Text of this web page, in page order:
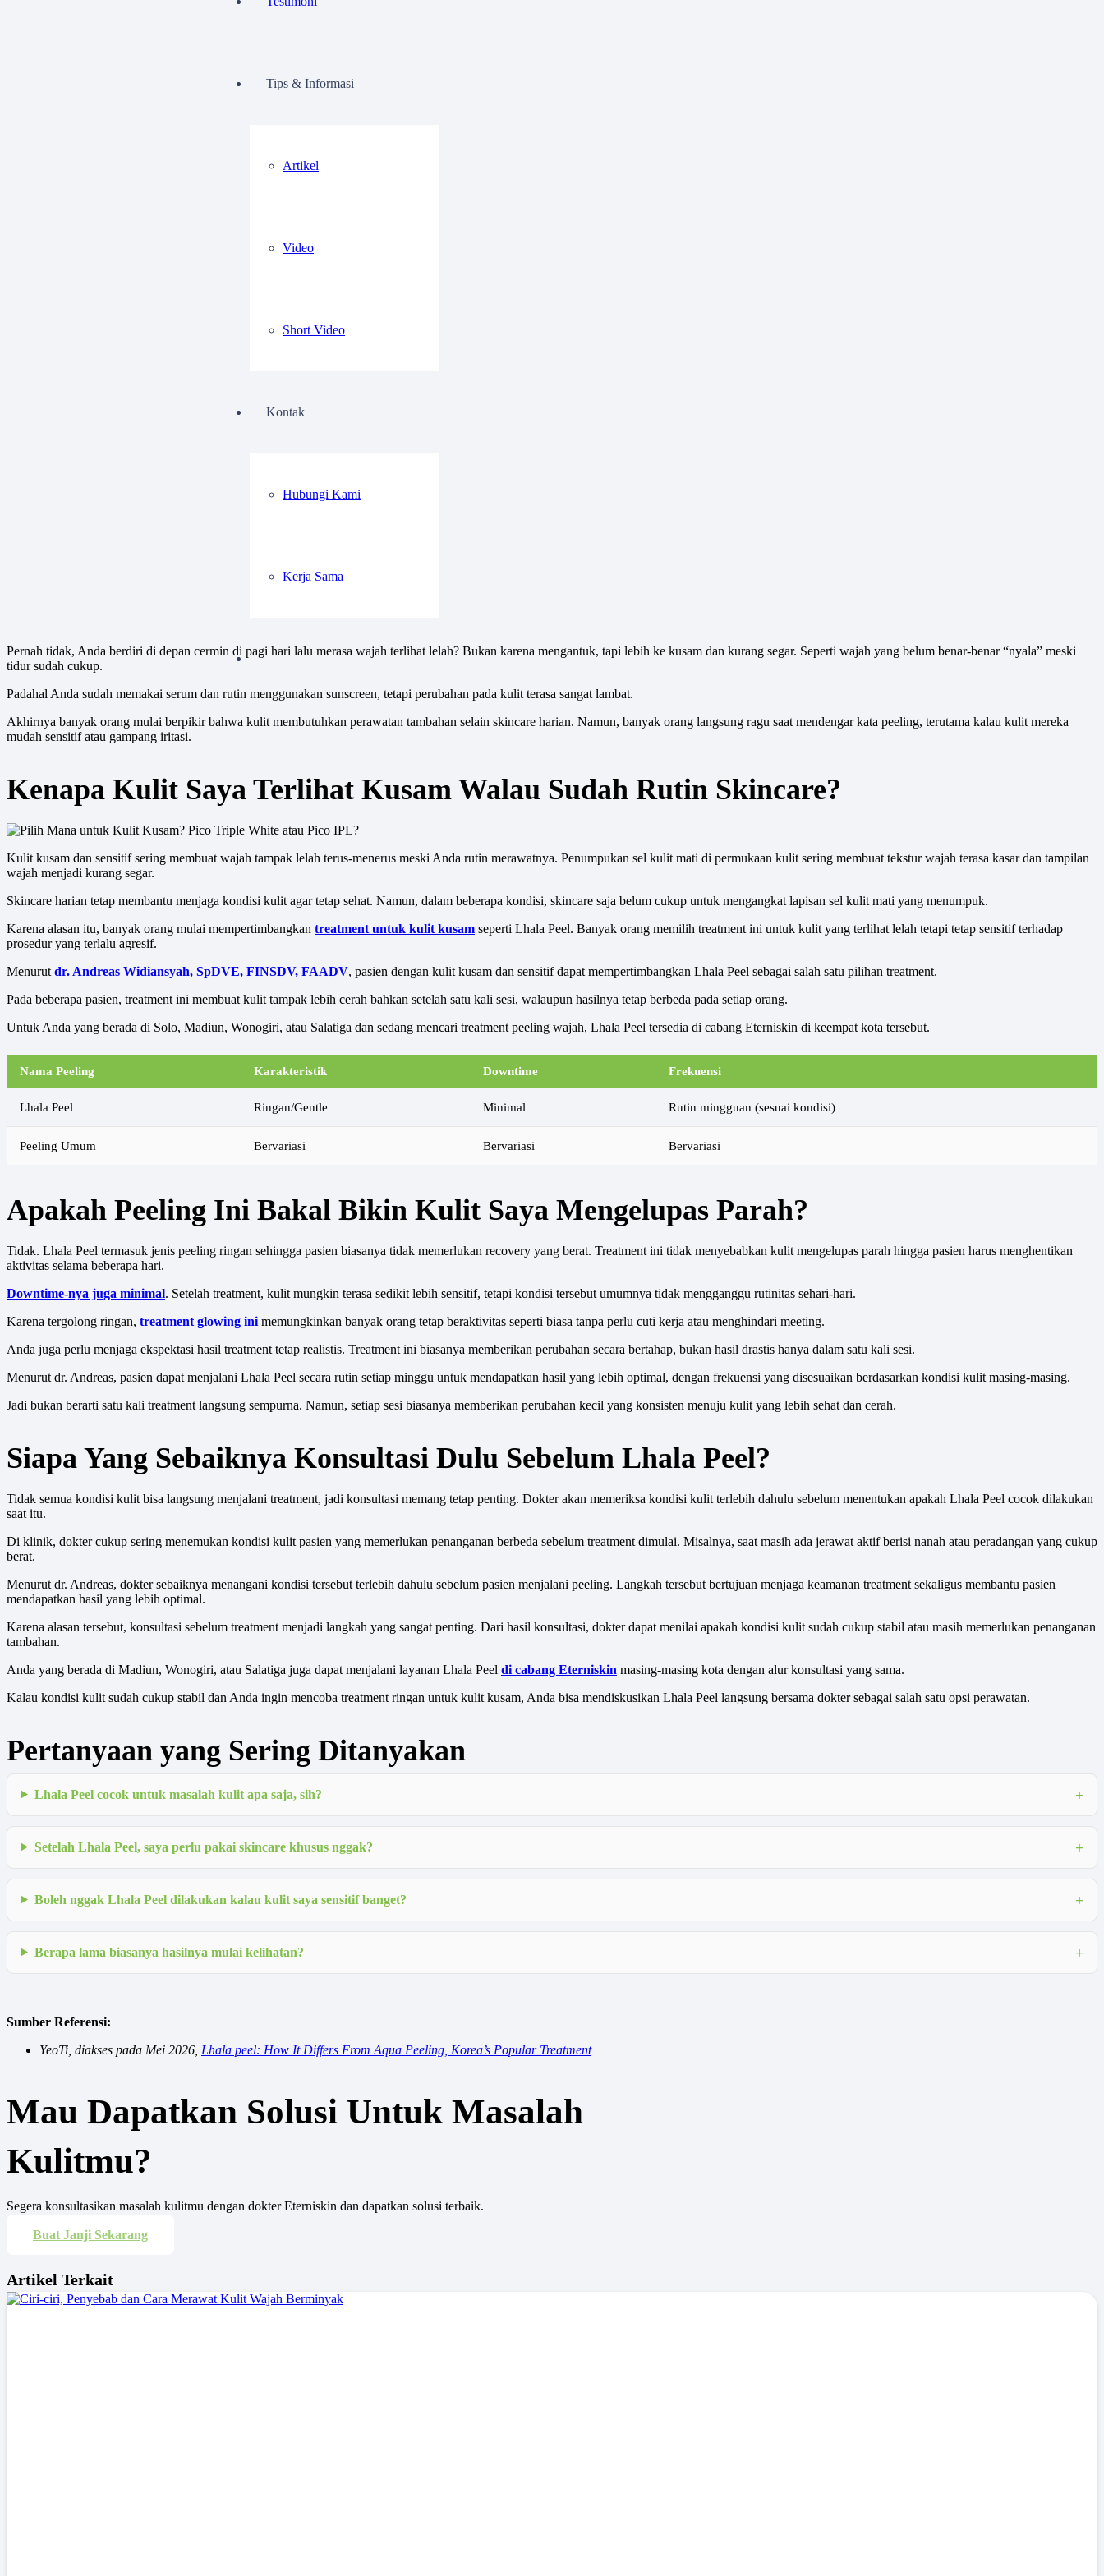
Tips & Informasi
Artikel
Video
Short Video
Kontak
Hubungi Kami
Kerja Sama
Pernah tidak, Anda berdiri di depan cermin di pagi hari lalu merasa wajah terlihat lelah? Bukan karena mengantuk, tapi lebih ke kusam dan kurang segar. Seperti wajah yang belum benar-benar “nyala” meski
tidur sudah cukup.
Padahal Anda sudah memakai serum dan rutin menggunakan sunscreen, tetapi perubahan pada kulit terasa sangat lambat.
Akhirnya banyak orang mulai berpikir bahwa kulit membutuhkan perawatan tambahan selain skincare harian. Namun, banyak orang langsung ragu saat mendengar kata peeling, terutama kalau kulit mereka
mudah sensitif atau gampang iritasi.
Kenapa Kulit Saya Terlihat Kusam Walau Sudah Rutin Skincare?
Kulit kusam dan sensitif sering membuat wajah tampak lelah terus-menerus meski Anda rutin merawatnya. Penumpukan sel kulit mati di permukaan kulit sering membuat tekstur wajah terasa kasar dan tampilan
wajah menjadi kurang segar.
Skincare harian tetap membantu menjaga kondisi kulit agar tetap sehat. Namun, dalam beberapa kondisi, skincare saja belum cukup untuk mengangkat lapisan sel kulit mati yang menumpuk.
Karena alasan itu, banyak orang mulai mempertimbangkan treatment untuk kulit kusam seperti Lhala Peel. Banyak orang memilih treatment ini untuk kulit yang terlihat lelah tetapi tetap sensitif terhadap
prosedur yang terlalu agresif.
Menurut dr. Andreas Widiansyah, SpDVE, FINSDV, FAADV, pasien dengan kulit kusam dan sensitif dapat mempertimbangkan Lhala Peel sebagai salah satu pilihan treatment.
Pada beberapa pasien, treatment ini membuat kulit tampak lebih cerah bahkan setelah satu kali sesi, walaupun hasilnya tetap berbeda pada setiap orang.
Untuk Anda yang berada di Solo, Madiun, Wonogiri, atau Salatiga dan sedang mencari treatment peeling wajah, Lhala Peel tersedia di cabang Eterniskin di keempat kota tersebut.
Nama Peeling Karakteristik Downtime Frekuensi
Lhala Peel Ringan/Gentle Minimal Rutin mingguan (sesuai kondisi)
Peeling Umum Bervariasi Bervariasi Bervariasi
Apakah Peeling Ini Bakal Bikin Kulit Saya Mengelupas Parah?
Tidak. Lhala Peel termasuk jenis peeling ringan sehingga pasien biasanya tidak memerlukan recovery yang berat. Treatment ini tidak menyebabkan kulit mengelupas parah hingga pasien harus menghentikan
aktivitas selama beberapa hari.
Downtime-nya juga minimal. Setelah treatment, kulit mungkin terasa sedikit lebih sensitif, tetapi kondisi tersebut umumnya tidak mengganggu rutinitas sehari-hari.
Karena tergolong ringan, treatment glowing ini memungkinkan banyak orang tetap beraktivitas seperti biasa tanpa perlu cuti kerja atau menghindari meeting.
Anda juga perlu menjaga ekspektasi hasil treatment tetap realistis. Treatment ini biasanya memberikan perubahan secara bertahap, bukan hasil drastis hanya dalam satu kali sesi.
Menurut dr. Andreas, pasien dapat menjalani Lhala Peel secara rutin setiap minggu untuk mendapatkan hasil yang lebih optimal, dengan frekuensi yang disesuaikan berdasarkan kondisi kulit masing-masing.
Jadi bukan berarti satu kali treatment langsung sempurna. Namun, setiap sesi biasanya memberikan perubahan kecil yang konsisten menuju kulit yang lebih sehat dan cerah.
Siapa Yang Sebaiknya Konsultasi Dulu Sebelum Lhala Peel?
Tidak semua kondisi kulit bisa langsung menjalani treatment, jadi konsultasi memang tetap penting. Dokter akan memeriksa kondisi kulit terlebih dahulu sebelum menentukan apakah Lhala Peel cocok dilakukan
saat itu.
Di klinik, dokter cukup sering menemukan kondisi kulit pasien yang memerlukan penanganan berbeda sebelum treatment dimulai. Misalnya, saat masih ada jerawat aktif berisi nanah atau peradangan yang cukup
berat.
Menurut dr. Andreas, dokter sebaiknya menangani kondisi tersebut terlebih dahulu sebelum pasien menjalani peeling. Langkah tersebut bertujuan menjaga keamanan treatment sekaligus membantu pasien
mendapatkan hasil yang lebih optimal.
Karena alasan tersebut, konsultasi sebelum treatment menjadi langkah yang sangat penting. Dari hasil konsultasi, dokter dapat menilai apakah kondisi kulit sudah cukup stabil atau masih memerlukan penanganan
tambahan.
Anda yang berada di Madiun, Wonogiri, atau Salatiga juga dapat menjalani layanan Lhala Peel di cabang Eterniskin masing-masing kota dengan alur konsultasi yang sama.
Kalau kondisi kulit sudah cukup stabil dan Anda ingin mencoba treatment ringan untuk kulit kusam, Anda bisa mendiskusikan Lhala Peel langsung bersama dokter sebagai salah satu opsi perawatan.
Pertanyaan yang Sering Ditanyakan
Lhala Peel cocok untuk masalah kulit apa saja, sih?
Setelah Lhala Peel, saya perlu pakai skincare khusus nggak?
Boleh nggak Lhala Peel dilakukan kalau kulit saya sensitif banget?
Berapa lama biasanya hasilnya mulai kelihatan?
Sumber Referensi:
YeoTi, diakses pada Mei 2026, Lhala peel: How It Differs From Aqua Peeling, Korea’s Popular Treatment
Mau Dapatkan Solusi Untuk Masalah
Kulitmu?
Segera konsultasikan masalah kulitmu dengan dokter Eterniskin dan dapatkan solusi terbaik.
Buat Janji Sekarang
Artikel Terkait